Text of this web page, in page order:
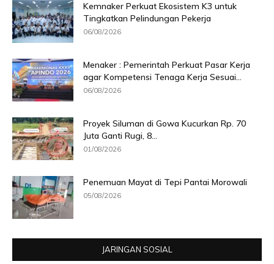
Kemnaker Perkuat Ekosistem K3 untuk
Tingkatkan Pelindungan Pekerja
06/08/2026
Menaker : Pemerintah Perkuat Pasar Kerja
agar Kompetensi Tenaga Kerja Sesuai...
06/08/2026
Proyek Siluman di Gowa Kucurkan Rp. 70
Juta Ganti Rugi, 8...
01/08/2026
Penemuan Mayat di Tepi Pantai Morowali
05/08/2026
JARINGAN SOSIAL